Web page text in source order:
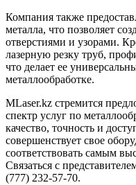
Компания также
металла, что позволяет
отверстиями и узорами.
лазерную резку труб,
что делает ее
металлообработке.
MLaser.kz стремится
спектр услуг по
качество, точность и
совершенствует свое
соответствовать самым
Связаться с
(777) 232-57-70.